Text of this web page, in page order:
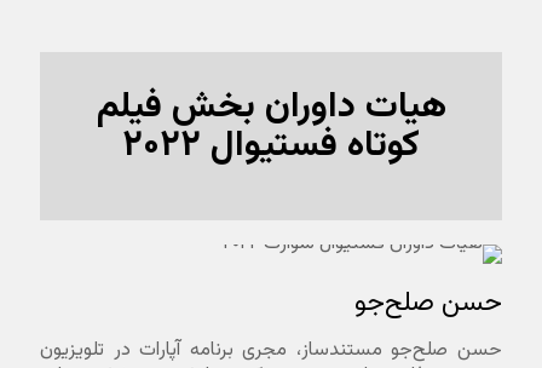
هیات داوران بخش فیلم
کوتاه فستیوال ۲۰۲۲
حسن صلح‌جو
حسن صلح‌جو مستندساز، مجری برنامه آپارات در تلویزیون